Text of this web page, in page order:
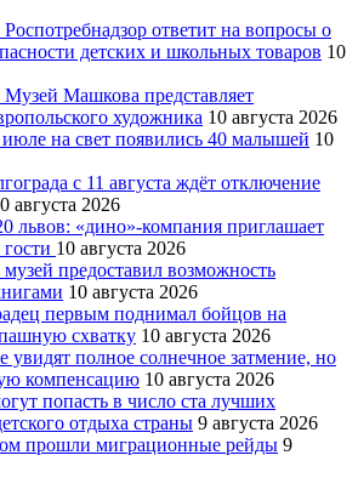
ответит на вопросы о
детских и школьных товаров 10
Машкова представляет
художника 10 августа 2026
на свет появились 40 малышей 10
с 11 августа ждёт отключение
августа 2026
львов: «дино»-компания приглашает
10 августа 2026
предоставил возможность
10 августа 2026
первым поднимал бойцов на
схватку 10 августа 2026
увидят полное солнечное затмение, но
компенсацию 10 августа 2026
попасть в число ста лучших
отдыха страны 9 августа 2026
прошли миграционные рейды 9